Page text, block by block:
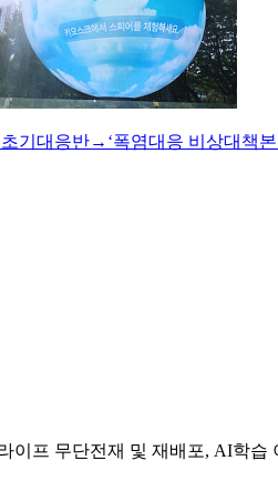
기대응반→‘폭염대응 비상대책본
이프 무단전재 및 재배포, AI학습